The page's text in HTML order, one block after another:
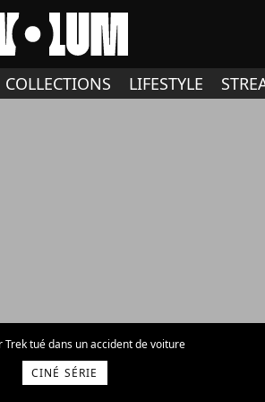
COLLECTIONS LIFESTYLE
tué dans un accident de voiture
CINÉ SÉRIE